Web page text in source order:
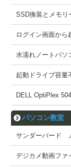
SSD換装とメモリ
ログイン画面から
水濡れノートパソ
起動ドライブ容量
DELL OptiPlex
パソコン教室
サンダーバード
デジカメ動画ファ